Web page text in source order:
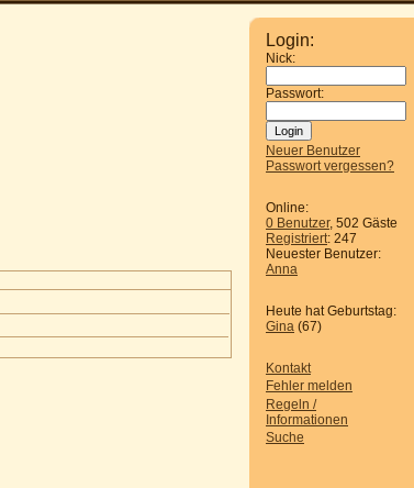
Login:
Nick:
Passwort:
Neuer Benutzer
Passwort vergessen?
Online:
0 Benutzer, 502 Gäste
Registriert: 247
Neuester Benutzer:
Anna
Heute hat Geburtstag:
Gina (67)
Kontakt
Fehler melden
Regeln /
Informationen
Suche